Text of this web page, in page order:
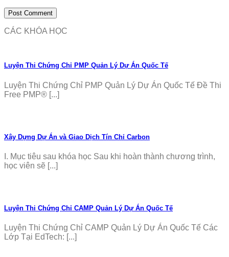
CÁC KHÓA HỌC
Luyện Thi Chứng Chỉ PMP Quản Lý Dự Án Quốc Tế
Luyện Thi Chứng Chỉ PMP Quản Lý Dự Án Quốc Tế Đề Thi
Free PMP® [...]
Xây Dựng Dự Án và Giao Dịch Tín Chỉ Carbon
I. Mục tiêu sau khóa học Sau khi hoàn thành chương trình,
học viên sẽ [...]
Luyện Thi Chứng Chỉ CAMP Quản Lý Dự Án Quốc Tế
Luyện Thi Chứng Chỉ CAMP Quản Lý Dự Án Quốc Tế Các
Lớp Tại EdTech: [...]